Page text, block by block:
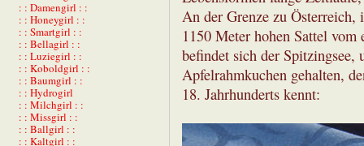
: : Damengirl : :
: : Honeygirl : :
: : Smartgirl : :
: : Bellagirl : :
: : Luziegirl : :
: : Koboldgirl : :
: : Baumgirl : :
: : Hydrogirl
: : Milchgirl : :
: : Missgirl : :
: : Ballgirl : :
: : Kaltgirl : :
An der Grenze zu Österreich,
1150 Meter hohen Sattel vom
befindet sich der Spitzingsee,
Apfelrahmkuchen gehalten,
18. Jahrhunderts kennt: